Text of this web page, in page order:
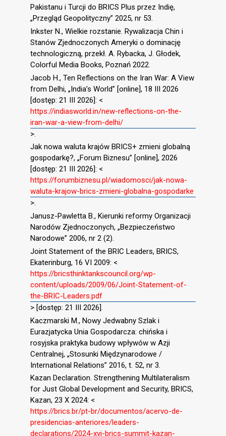
Pakistanu i Turcji do BRICS Plus przez Indię,
„Przegląd Geopolityczny” 2025, nr 53.
Inkster N., Wielkie rozstanie. Rywalizacja Chin i
Stanów Zjednoczonych Ameryki o dominację
technologiczną, przekł. A. Rybacka, J. Głodek,
Colorful Media Books, Poznań 2022.
Jacob H., Ten Reflections on the Iran War: A View
from Delhi, „India’s World” [online], 18 III 2026
[dostęp: 21 III 2026]: <
https://indiasworld.in/new-reflections-on-the-
iran-war-a-view-from-delhi/
>.
Jak nowa waluta krajów BRICS+ zmieni globalną
gospodarkę?, „Forum Biznesu” [online], 2026
[dostęp: 21 III 2026]: <
https://forumbiznesu.pl/wiadomosci/jak-nowa-
waluta-krajow-brics-zmieni-globalna-gospodarke
>.
Janusz-Pawletta B., Kierunki reformy Organizacji
Narodów Zjednoczonych, „Bezpieczeństwo
Narodowe” 2006, nr 2 (2).
Joint Statement of the BRIC Leaders, BRICS,
Ekaterinburg, 16 VI 2009: <
https://bricsthinktankscouncil.org/wp-
content/uploads/2009/06/Joint-Statement-of-
the-BRIC-Leaders.pdf
> [dostęp: 21 III 2026].
Kaczmarski M., Nowy Jedwabny Szlak i
Eurazjatycka Unia Gospodarcza: chińska i
rosyjska praktyka budowy wpływów w Azji
Centralnej, „Stosunki Międzynarodowe /
International Relations” 2016, t. 52, nr 3.
Kazan Declaration. Strengthening Multilateralism
for Just Global Development and Security, BRICS,
Kazan, 23 X 2024: <
https://brics.br/pt-br/documentos/acervo-de-
presidencias-anteriores/leaders-
declarations/2024-xvi-brics-summit-kazan-